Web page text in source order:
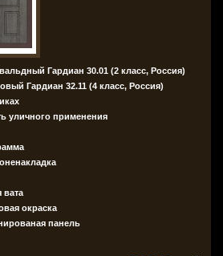
Гардиан 30.01 (2 класс, Россия)
Гардиан 32.11 (4 класс, Россия)
уличного применения
вата
окраска
панель